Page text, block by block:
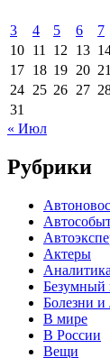
3
4 5 6 7
10 11 12 13
17 18 19 20 21
24 25 26 27
31
« Июл
Рубрики
Актеры
Аналитика
Безумный
Болезни и
В мире
В России
Вещи